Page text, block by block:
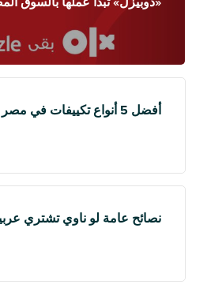
أفضل 5 أنواع تكييفات في مصر
نصائح عامة لو ناوي تشتري